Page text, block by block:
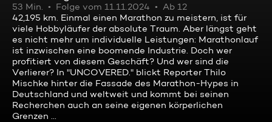
53 Min. Folge vom 11.11.2024
Ab 12
42,195 km. Einmal einen Marathon zu meistern, ist für
viele Hobbyläufer der absolute Traum. Aber längst geht
es nicht mehr um individuelle Leistungen: Marathonlauf
ist inzwischen eine boomende Industrie. Doch wer
profitiert von diesem Geschäft? Und wer sind die
Verlierer? In "UNCOVERED." blickt Reporter Thilo
Mischke hinter die Fassade des Marathon-Hypes in
Deutschland und weltweit und kommt bei seinen
Recherchen auch an seine eigenen körperlichen
Grenzen ...